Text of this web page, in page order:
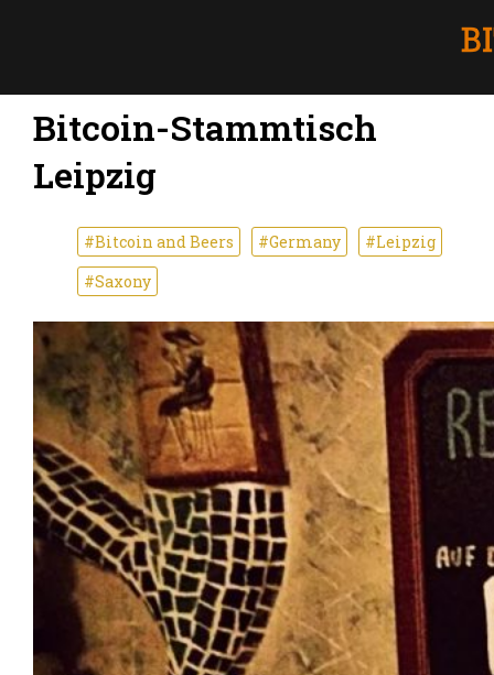
Bitcoin-Stammtisch
Leipzig
#Bitcoin and Beers #Germany
#Leipzig
#Saxony